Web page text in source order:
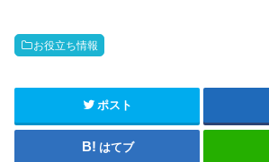
お役立ち情報
ポスト
はてブ